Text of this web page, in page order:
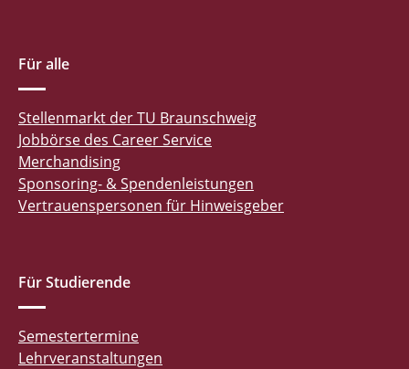
Für alle
Stellenmarkt der TU Braunschweig
Jobbörse des Career Service
Merchandising
Sponsoring- & Spendenleistungen
Vertrauenspersonen für Hinweisgeber
Für Studierende
Semestertermine
Lehrveranstaltungen